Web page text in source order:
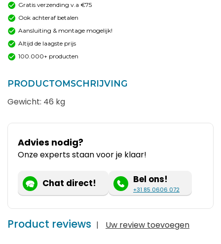
Gratis verzending v.a €75
Ook achteraf betalen
Aansluiting & montage mogelijk!
Altijd de laagste prijs
100.000+ producten
PRODUCTOMSCHRIJVING
Gewicht: 46 kg
Advies nodig?
Onze experts staan voor je klaar!
Chat direct! Bel ons!
+31 85 0606 072
Product reviews | Uw review toevoegen